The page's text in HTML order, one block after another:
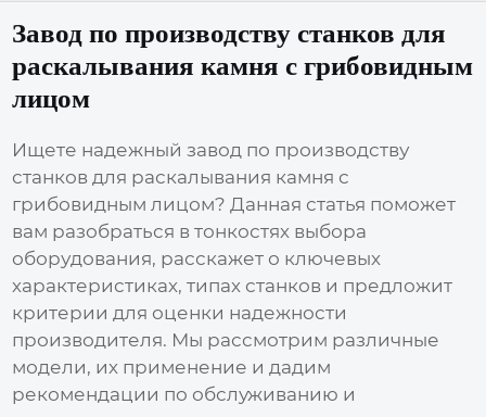
Завод по производству станков для
раскалывания камня с грибовидным
лицом
Ищете надежныйзавод по производству
станков для раскалывания камня с
грибовидным лицом? Данная статья поможет
вам разобраться в тонкостях выбора
оборудования, расскажет о ключевых
характеристиках, типах станков и предложит
критерии для оценки надежности
производителя. Мы рассмотрим различные
модели, их применение и дадим
рекомендации по обслуживанию и